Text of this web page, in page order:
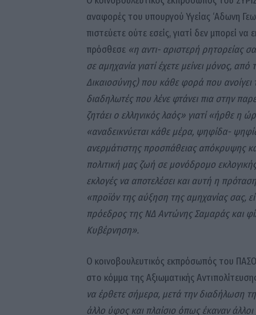
αναφορές του υπουργού Υγείας ‘Αδωνη
πιστεύετε ούτε εσείς, γιατί δεν μπορεί
πρόσθεσε «η αντι- αριστερή ρητορείας
σε αμηχανία γιατί έχετε μείνει μόνος,
Δικαιοσύνης) που κάθε φορά που
διαδηλωτές που λένε φτάνει πια στην
ζητάει ο ελληνικός λαός» γιατί «ήρθε
«αναδεικνύεται κάθε μέρα, ψηφίδα-
ανερμάτιστης προσπάθειας απόκρυψης
πολιτική μας ζωή σε μονόδρομο
εκλογές να αποτελέσει και αυτή η
«προϊόν της αύξηση της αμηχανίας σας,
πρόεδρος της ΝΔ Αντώνης Σαμαράς και
Κυβέρνηση».
Ο κοινοβουλευτικός εκπρόσωπός του
στο κόμμα της Αξιωματικής
να έρθετε σήμερα, μετά την διαδήλωση
άλλο ύφος και πλαίσιο όπως έκαναν